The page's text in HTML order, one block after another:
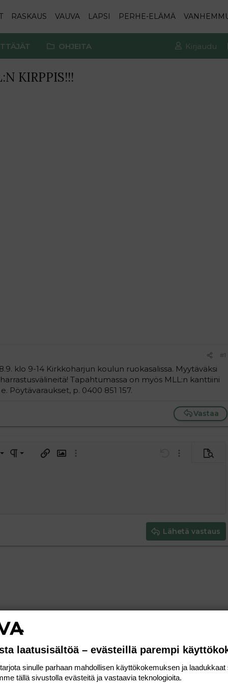
RASKAUS VAUVA LAPSI PERHE-ELÄMÄ
OHJEITA Kirjaudu
KIRPPIS!!!
#1
klo 9-14 Kirkkoharjun koulun ruokasalissa. Myytäväksi
Tapahtumassa on myös MLL:n kanttiini
Pöytävaraukset, p. 0400 851 157.
Vastaa
lista
vasemmalle
Paragraph formatLisää hyperlinkki
Lisää kuvaLaajennettuun editoriin… Kumoa
Lähetä vastaus
laatusisältöä – evästeillä parempi
sinulle parhaan mahdollisen käyttökokemuksen ja laadukkaat
tällä sivustolla evästeitä ja vastaavia teknologioita.